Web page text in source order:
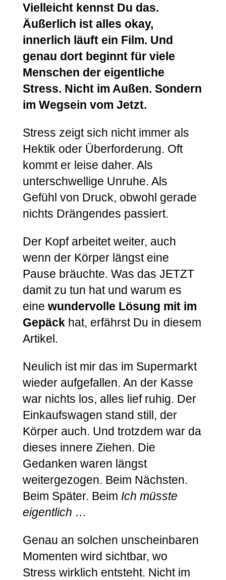
Vielleicht kennst Du das.
Äußerlich ist alles okay,
innerlich läuft ein Film. Und
genau dort beginnt für viele
Menschen der eigentliche
Stress. Nicht im Außen. Sondern
im Wegsein vom Jetzt.
Stress zeigt sich nicht immer als
Hektik oder Überforderung. Oft
kommt er leise daher. Als
unterschwellige Unruhe. Als
Gefühl von Druck, obwohl gerade
nichts Drängendes passiert.
Der Kopf arbeitet weiter, auch
wenn der Körper längst eine
Pause bräuchte. Was das JETZT
damit zu tun hat und warum es
eine wundervolle Lösung mit im
Gepäckhat, erfährst Du in diesem
Artikel.
Neulich ist mir das im Supermarkt
wieder aufgefallen. An der Kasse
war nichts los, alles lief ruhig. Der
Einkaufswagen stand still, der
Körper auch. Und trotzdem war da
dieses innere Ziehen. Die
Gedanken waren längst
weitergezogen. Beim Nächsten.
Beim Später. Beim Ich müsste
eigentlich …
Genau an solchen unscheinbaren
Momenten wird sichtbar, wo
Stress wirklich entsteht. Nicht im